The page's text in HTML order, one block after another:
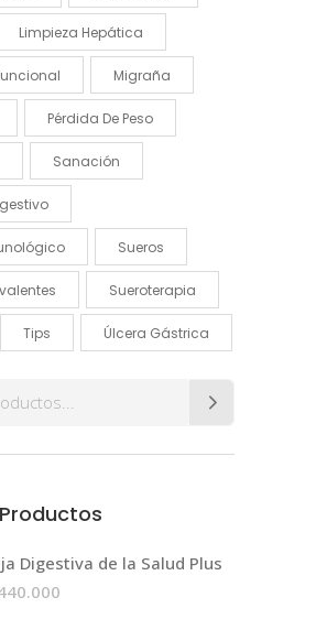
Limpieza Hepática
Migraña
Pérdida De Peso
Sanación
Sueros
Sueroterapia
Tips Úlcera Gástrica
Digestiva de la Salud Plus